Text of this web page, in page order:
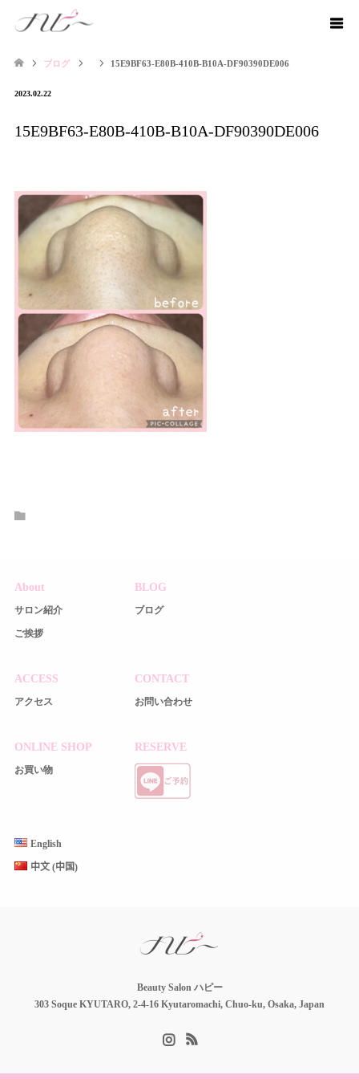
ブログ 15E9BF63-E80B-410B-B10A-DF90390DE006
2023.02.22
15E9BF63-E80B-410B-B10A-DF90390DE006
About
サロン紹介
ご挨拶
BLOG
ブログ
ACCESS
アクセス
CONTACT
お問い合わせ
ONLINE SHOP
お買い物
RESERVE
English
中文 (中国)
Beauty Salon ハピー
303 Soque KYUTARO, 2-4-16 Kyutaromachi, Chuo-ku, Osaka, Japan